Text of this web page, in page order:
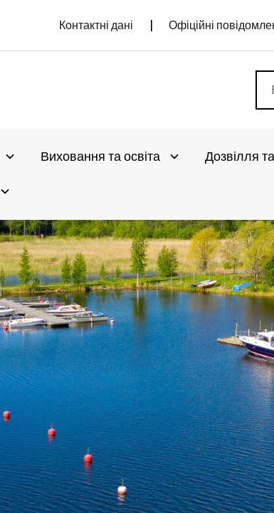
Контактні дані Офіційні
Avaa alivalikko
Виховання та освіта Avaa alivalikko
Дозвілля
Avaa alivalikko